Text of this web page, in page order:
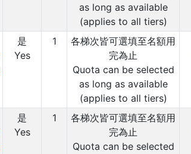
as long as available
(applies to all tiers)
是
Yes
1
各梯次皆可選填至名額用
完為止
Quota can be selected
as long as available
(applies to all tiers)
是
Yes
1
各梯次皆可選填至名額用
完為止
Quota can be selected